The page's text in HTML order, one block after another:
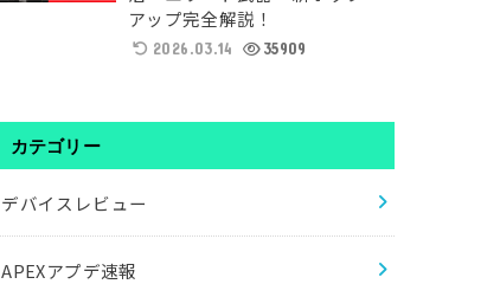
アップ完全解説！
2026.03.14 35909
カテゴリー
デバイスレビュー
APEXアプデ速報